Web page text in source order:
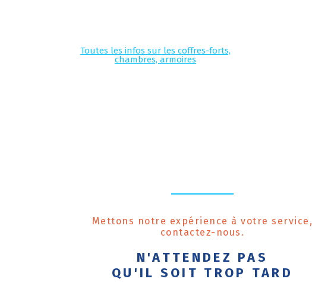
Toutes les infos sur les coffres-forts,
chambres, armoires
Mettons notre expérience à votre service,
contactez-nous.
N'ATTENDEZ PAS
QU'IL SOIT TROP TARD